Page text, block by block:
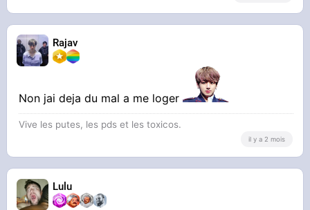
Rajav
Non jai deja du mal a me loger
Vive les putes, les pds et les toxicos.
il y a 2 mois
Lulu